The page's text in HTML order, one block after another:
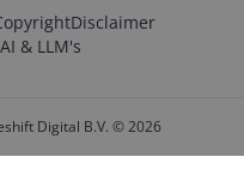
Disclaimer
& LLM's
Digital B.V. © 2026